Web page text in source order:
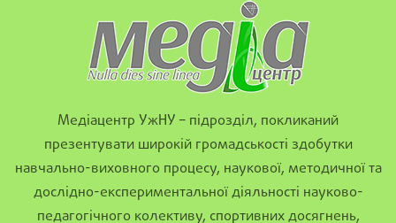
Медіацентр УжНУ – підрозділ, покликаний
презентувати широкій громадськості здобутки
навчально-виховного процесу, наукової, методичної та
дослідно-експериментальної діяльності науково-
педагогічного колективу, спортивних досягнень,